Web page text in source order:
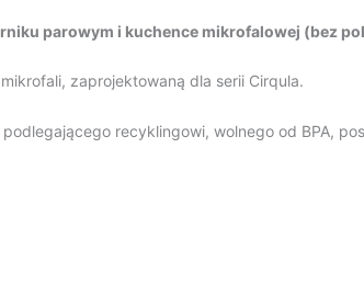
parowym i kuchence mikrofalowej (bez
zaprojektowaną dla serii Cirqula.
recyklingowi, wolnego od BPA,